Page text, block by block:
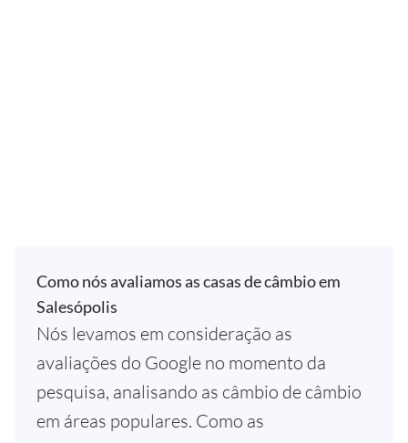
Como nós avaliamos as casas de câmbio em
Salesópolis
Nós levamos em consideração as
avaliações do Google no momento da
pesquisa, analisando as câmbio de câmbio
em áreas populares. Como as